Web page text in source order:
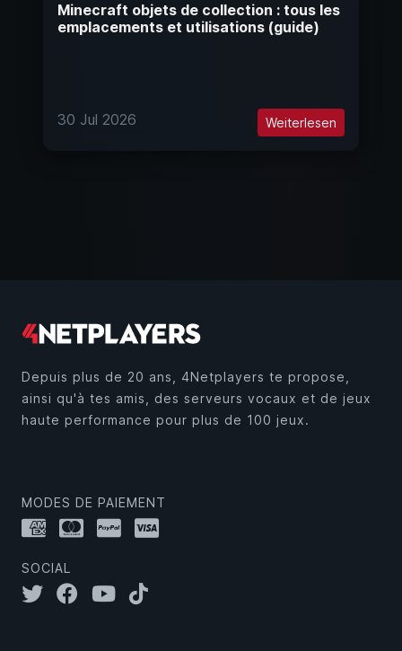
Minecraft objets de collection : tous les
emplacements et utilisations (guide)
30 Jul 2026 Weiterlesen
Depuis plus de 20 ans, 4Netplayers te propose,
ainsi qu'à tes amis, des serveurs vocaux et de jeux
haute performance pour plus de 100 jeux.
MODES DE PAIEMENT
SOCIAL